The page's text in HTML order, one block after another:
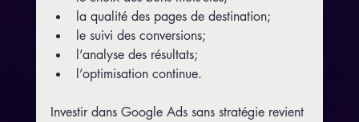
la qualité des pages de destination;
le suivi des conversions;
l’analyse des résultats;
l’optimisation continue.
Investir dans Google Ads sans stratégie revient